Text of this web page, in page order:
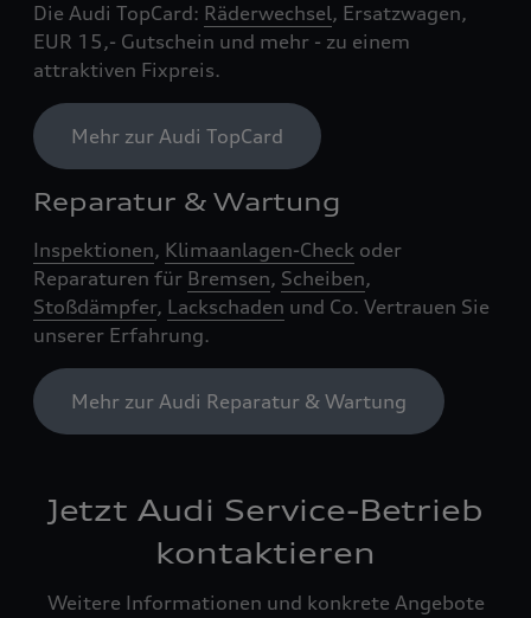
Die Audi TopCard: Räderwechsel, Ersatzwagen,
EUR 15,- Gutschein und mehr - zu einem
attraktiven Fixpreis.
Mehr zur Audi TopCard
Reparatur & Wartung
Inspektionen, Klimaanlagen-Check oder
Reparaturen für Bremsen, Scheiben,
Stoßdämpfer, Lackschaden und Co. Vertrauen Sie
unserer Erfahrung.
Mehr zur Audi Reparatur & Wartung
Jetzt Audi Service-Betrieb
kontaktieren
Weitere Informationen und konkrete Angebote